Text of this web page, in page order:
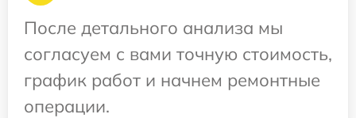
После детального анализа мы
согласуем с вами точную стоимость,
график работ и начнем ремонтные
операции.